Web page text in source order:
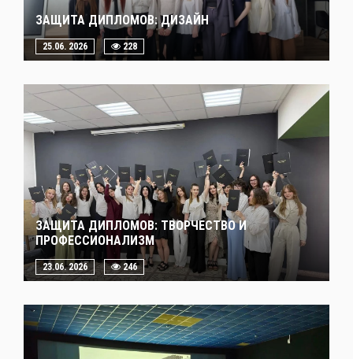
ЗАЩИТА ДИПЛОМОВ: ДИЗАЙН
25.06. 2026 228
ЗАЩИТА ДИПЛОМОВ: ТВОРЧЕСТВО И
ПРОФЕССИОНАЛИЗМ
23.06. 2026 246